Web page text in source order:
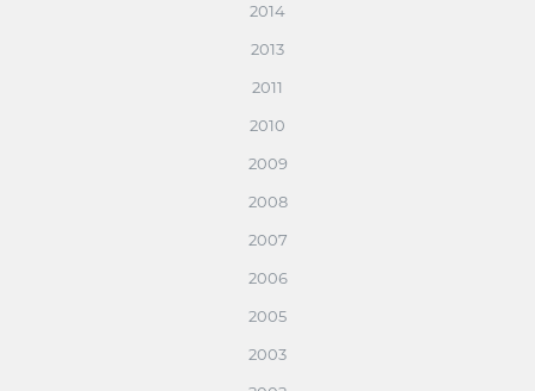
2014
2013
2011
2010
2009
2008
2007
2006
2005
2003